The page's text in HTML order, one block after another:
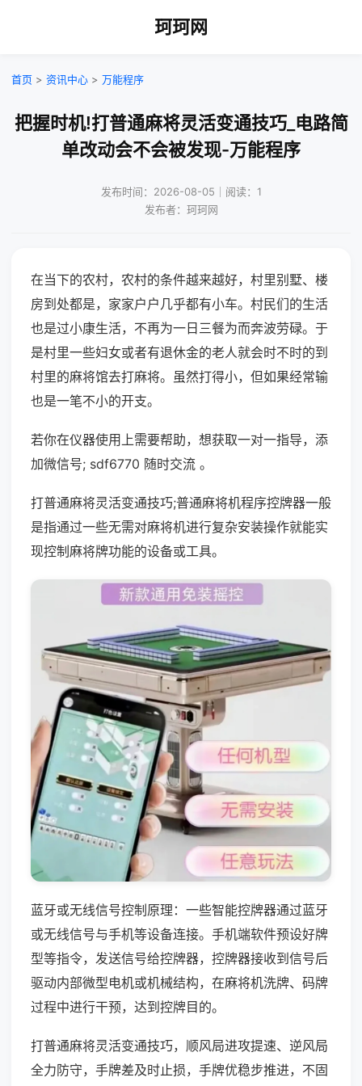
珂珂网
首页 > 资讯中心 > 万能程序
把握时机!打普通麻将灵活变通技巧_电路简
单改动会不会被发现-万能程序
发布时间：2026-08-05｜阅读：1
发布者：珂珂网
在当下的农村，农村的条件越来越好，村里别墅、楼
房到处都是，家家户户几乎都有小车。村民们的生活
也是过小康生活，不再为一日三餐为而奔波劳碌。于
是村里一些妇女或者有退休金的老人就会时不时的到
村里的麻将馆去打麻将。虽然打得小，但如果经常输
也是一笔不小的开支。
若你在仪器使用上需要帮助，想获取一对一指导，添
加微信号; sdf6770 随时交流 。
打普通麻将灵活变通技巧;普通麻将机程序控牌器一般
是指通过一些无需对麻将机进行复杂安装操作就能实
现控制麻将牌功能的设备或工具。
蓝牙或无线信号控制原理：一些智能控牌器通过蓝牙
或无线信号与手机等设备连接。手机端软件预设好牌
型等指令，发送信号给控牌器，控牌器接收到信号后
驱动内部微型电机或机械结构，在麻将机洗牌、码牌
过程中进行干预，达到控牌目的。
打普通麻将灵活变通技巧，顺风局进攻提速、逆风局
全力防守，手牌差及时止损，手牌优稳步推进，不固